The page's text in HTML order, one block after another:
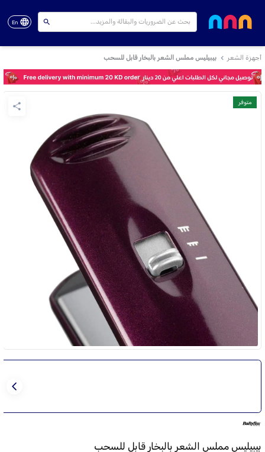
En
أجهزة الشعر بيبيليس مملس الشعر بالبخار قابل للسحب
متوفر
بيبيليس مملس الشعر بالبخار قابل للسحب